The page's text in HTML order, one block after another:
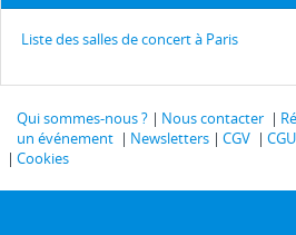
Liste des salles de concert à Paris
Qui sommes-nous ? Nous contacter
un événement
Newsletters CGV CGU
Cookies